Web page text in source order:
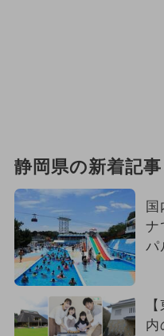
静岡県の新着記事
国
ナ
パ
内